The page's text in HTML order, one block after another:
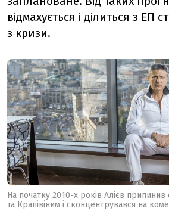
відмахується і ділиться з ЕП
з кризи.
На початку 2010-х років Алієв
та Крапівіним і сконцентрувався на